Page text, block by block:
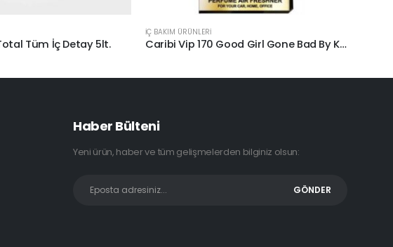
Tüm İç Detay 5lt.
İÇ BAKIM ÜRÜNLERİ
Caribi Vip 170 Good Girl Gone Bad By Kilian Araç Kokusu
Haber Bülteni
Yeni ürün, haber ve tüm gelişmelerden bilginiz olsun: